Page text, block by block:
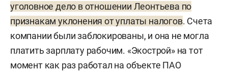
уголовное дело в отношении Леонтьева по
признакам уклонения от уплаты налогов. Счета
компании были заблокированы, и она не могла
платить зарплату рабочим. «Экострой» на тот
момент как раз работал на объекте ПАО